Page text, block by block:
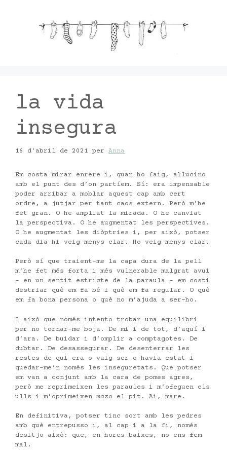
la vida
insegura
16 d'abril de 2021 per Anna
Em costa mirar enrere i, quan ho faig, al·lucino
amb el punt des d’on partíem. Sí: era impensable
poder arribar a moblar aquest cap amb cert
ordre, a jutjar per tant caos extern. Però m’he
fet gran. O he ampliat la mirada. O he canviat
la perspectiva. O he augmentat les perspectives.
O he augmentat les diòptries i, per això, potser
cada dia hi veig menys clar. Ho veig menys clar.
Però sí que traient-me la capa dura de la pell
m’he fet més forta i més vulnerable malgrat avui
– en un sentit estricte de la paraula – em costi
destriar què em fa bé i què em fa regular. O què
em fa bona persona o què no m’ajuda a ser-ho.
I això que només intento trobar una equilibri
per no tornar-me boja. De mi i de tot, d’aquí i
d’ara. De buidar i d’omplir a comptagotes. De
dubtar. De desassegurar. De desenterrar les
restes de qui era o vaig ser o havia estat i
quedar-me’n només les inseguretats. Que potser
em van a conjunt amb la cara de pomes agres,
però me reprimeixen les paraules i m’ofeguen els
ulls i m’oprimeixen mazo el pit. Ai, mare.
En definitiva, potser tinc sort amb les pedres
amb què entrepusso i, al cap i a la fi, només
desitjo això: que, en hores baixes, no ens fem
mal.